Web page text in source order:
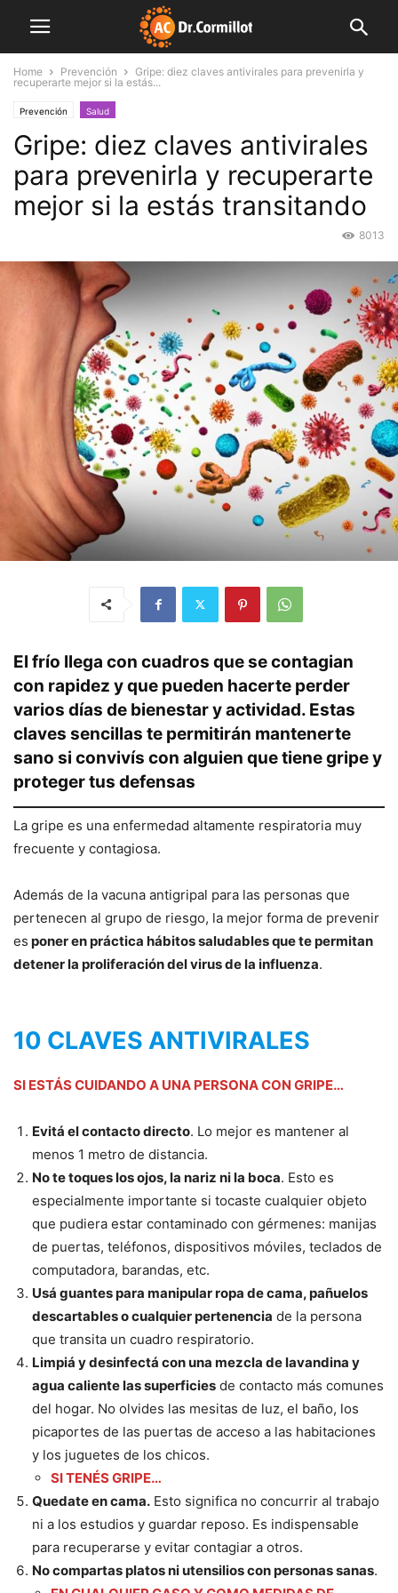
Home Prevención
Gripe: diez claves antivirales para prevenirla y
recuperarte mejor si la estás...
Prevención Salud
Gripe: diez claves antivirales
para prevenirla y recuperarte
mejor si la estás transitando
8013
El frío llega con cuadros que se contagian
con rapidez y que pueden hacerte perder
varios días de bienestar y actividad. Estas
claves sencillas te permitirán mantenerte
sano si convivís con alguien que tiene gripe y
proteger tus defensas
La gripe es una enfermedad altamente respiratoria muy
frecuente y contagiosa.
Además de la vacuna antigripal para las personas que
pertenecen al grupo de riesgo, la mejor forma de prevenir
es poner en práctica hábitos saludables que te permitan
detener la proliferación del virus de la influenza.
10 CLAVES ANTIVIRALES
SI ESTÁS CUIDANDO A UNA PERSONA CON GRIPE…
Evitá el contacto directo. Lo mejor es mantener al
menos 1 metro de distancia.
No te toques los ojos, la nariz ni la boca. Esto es
especialmente importante si tocaste cualquier objeto
que pudiera estar contaminado con gérmenes: manijas
de puertas, teléfonos, dispositivos móviles, teclados de
computadora, barandas, etc.
Usá guantes para manipular ropa de cama, pañuelos
descartables o cualquier pertenencia de la persona
que transita un cuadro respiratorio.
Limpiá y desinfectá con una mezcla de lavandina y
agua caliente las superficies de contacto más comunes
del hogar. No olvides las mesitas de luz, el baño, los
picaportes de las puertas de acceso a las habitaciones
y los juguetes de los chicos.
SI TENÉS GRIPE…
Quedate en cama. Esto significa no concurrir al trabajo
ni a los estudios y guardar reposo. Es indispensable
para recuperarse y evitar contagiar a otros.
No compartas platos ni utensilios con personas sanas.